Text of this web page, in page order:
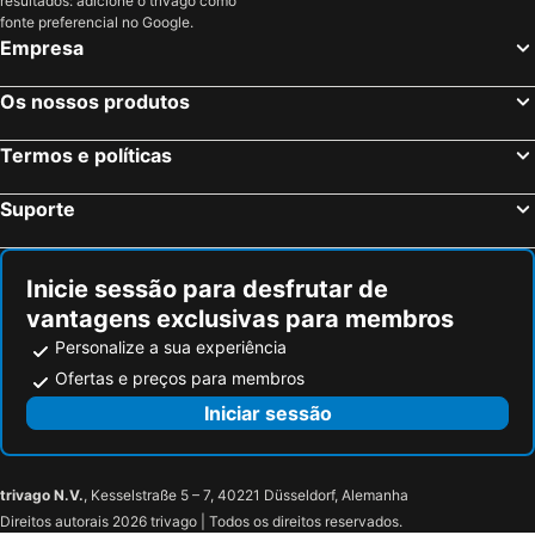
Bednja, Varazdin Hotéis
Donja Stubica, Krapina-Zagorje Hotéis
Nin, Zadar Hotéis
Hvar, Split-Dalmatia Hotéis
Poreč, Istria Hotéis
fonte preferencial no Google.
Empresa
Os nossos produtos
Termos e políticas
Suporte
Inicie sessão para desfrutar de
vantagens exclusivas para membros
Personalize a sua experiência
Ofertas e preços para membros
Iniciar sessão
trivago N.V., Kesselstraße 5 – 7, 40221 Düsseldorf, Alemanha
Direitos autorais 2026 trivago | Todos os direitos reservados.